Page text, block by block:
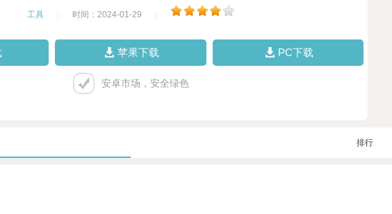
工具 时间：2024-01-29
苹果下载 PC下载
安卓市场，安全绿色
排行